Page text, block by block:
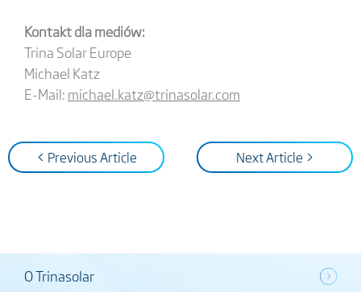
Kontakt dla mediów:
Trina Solar Europe
Michael Katz
E-Mail: michael.katz@trinasolar.com
< Previous Article Next Article >
O Trinasolar